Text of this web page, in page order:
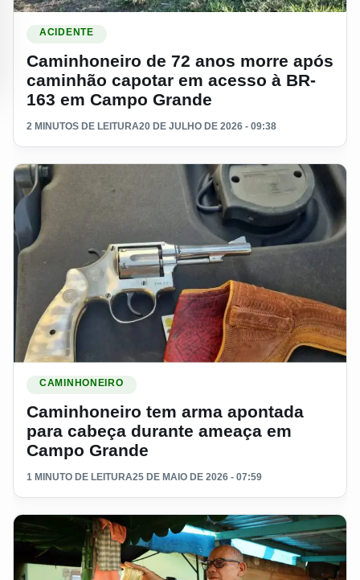
ACIDENTE
Caminhoneiro de 72 anos morre após
caminhão capotar em acesso à BR-
163 em Campo Grande
2 MINUTOS DE LEITURA20 DE JULHO DE 2026 - 09:38
CAMINHONEIRO
Caminhoneiro tem arma apontada
para cabeça durante ameaça em
Campo Grande
1 MINUTO DE LEITURA25 DE MAIO DE 2026 - 07:59